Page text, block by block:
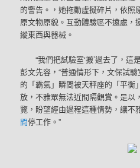
的警告。，她拖動虛擬碎片，依照
原文物原貌。互動體驗區不遠處，
縱東西與器械。
“我們把試驗室‘搬’過去了，
彭文先容，“普通情形下，文保試
的「霸氣」瞬間被天秤座的「平衡
放，不雅眾無法近間隔觀賞。是以
覽，盼望經由過程這種情勢，讓不
間停工作。”